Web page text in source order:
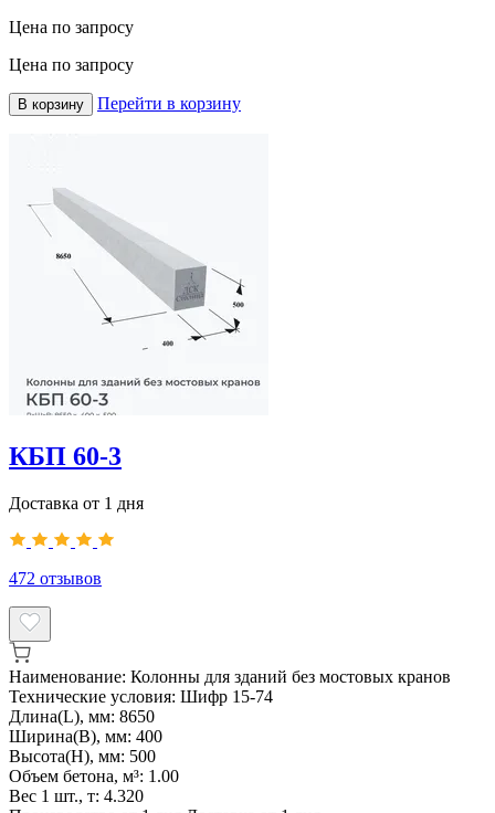
Цена по запросу
Цена по запросу
В корзину Перейти в корзину
КБП 60-3
Доставка от 1 дня
472 отзывов
Наименование: Колонны для зданий без мостовых кранов
Технические условия: Шифр 15-74
Длина(L), мм: 8650
Ширина(B), мм: 400
Высота(H), мм: 500
Объем бетона, м³: 1.00
Вес 1 шт., т: 4.320